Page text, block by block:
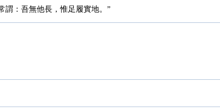
謂：吾無他長，惟足履實地。”